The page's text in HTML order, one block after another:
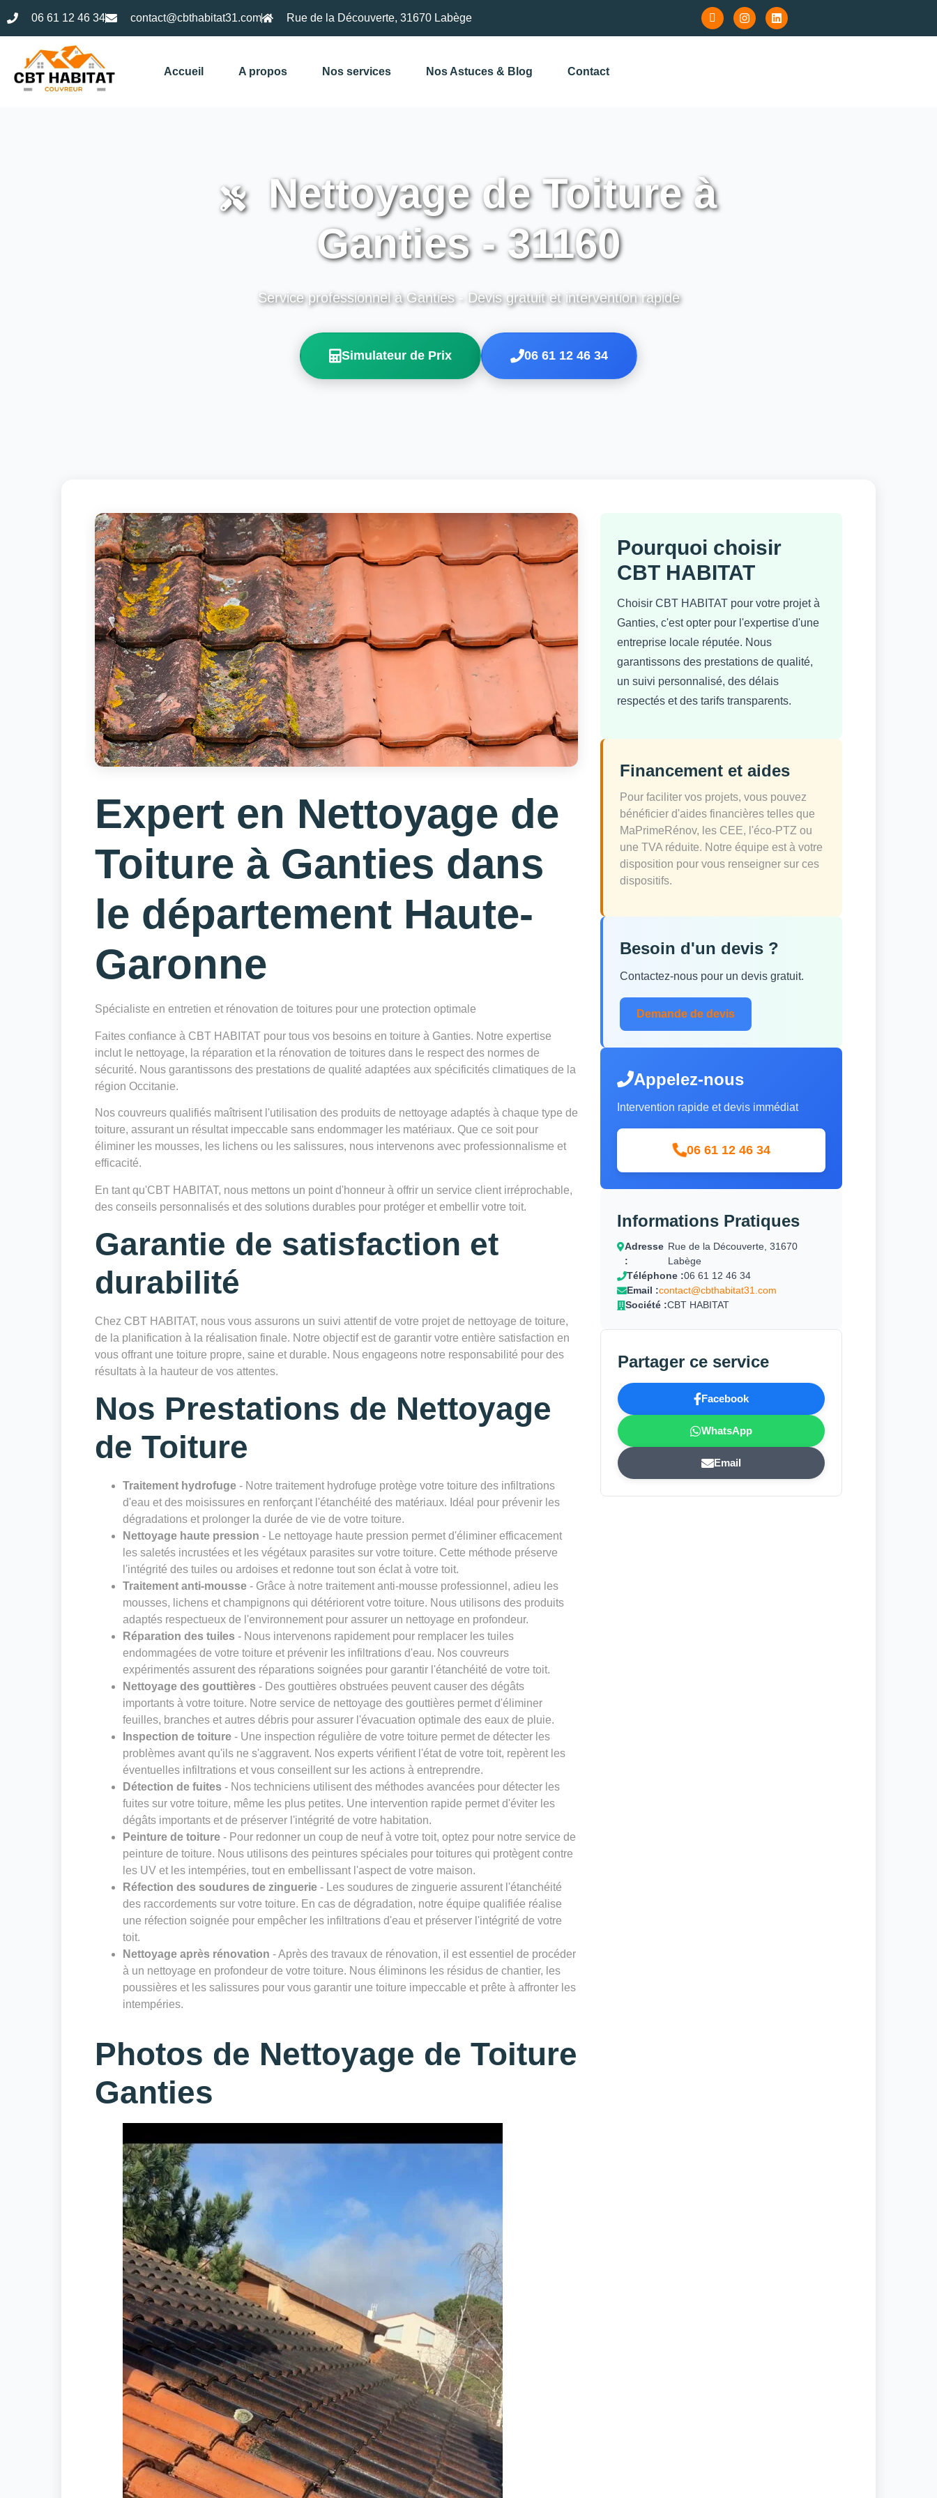
06 61 12 46 34 contact@cbthabitat31.com Rue de la Découverte, 31670 Labège
Accueil A propos Nos services Nos Astuces & Blog Contact
Nettoyage de Toiture à
Ganties - 31160
Service professionnel à Ganties - Devis gratuit et intervention rapide
Simulateur de Prix 06 61 12 46 34
Expert en Nettoyage de
Toiture à Ganties dans
le département Haute-
Garonne
Spécialiste en entretien et rénovation de toitures pour une protection optimale
Faites confiance à CBT HABITAT pour tous vos besoins en toiture à Ganties. Notre expertise
inclut le nettoyage, la réparation et la rénovation de toitures dans le respect des normes de
sécurité. Nous garantissons des prestations de qualité adaptées aux spécificités climatiques de la
région Occitanie.
Nos couvreurs qualifiés maîtrisent l'utilisation des produits de nettoyage adaptés à chaque type de
toiture, assurant un résultat impeccable sans endommager les matériaux. Que ce soit pour
éliminer les mousses, les lichens ou les salissures, nous intervenons avec professionnalisme et
efficacité.
En tant qu'CBT HABITAT, nous mettons un point d'honneur à offrir un service client irréprochable,
des conseils personnalisés et des solutions durables pour protéger et embellir votre toit.
Garantie de satisfaction et
durabilité
Chez CBT HABITAT, nous vous assurons un suivi attentif de votre projet de nettoyage de toiture,
de la planification à la réalisation finale. Notre objectif est de garantir votre entière satisfaction en
vous offrant une toiture propre, saine et durable. Nous engageons notre responsabilité pour des
résultats à la hauteur de vos attentes.
Nos Prestations de Nettoyage
de Toiture
Traitement hydrofuge - Notre traitement hydrofuge protège votre toiture des infiltrations
d'eau et des moisissures en renforçant l'étanchéité des matériaux. Idéal pour prévenir les
dégradations et prolonger la durée de vie de votre toiture.
Nettoyage haute pression - Le nettoyage haute pression permet d'éliminer efficacement
les saletés incrustées et les végétaux parasites sur votre toiture. Cette méthode préserve
l'intégrité des tuiles ou ardoises et redonne tout son éclat à votre toit.
Traitement anti-mousse - Grâce à notre traitement anti-mousse professionnel, adieu les
mousses, lichens et champignons qui détériorent votre toiture. Nous utilisons des produits
adaptés respectueux de l'environnement pour assurer un nettoyage en profondeur.
Réparation des tuiles - Nous intervenons rapidement pour remplacer les tuiles
endommagées de votre toiture et prévenir les infiltrations d'eau. Nos couvreurs
expérimentés assurent des réparations soignées pour garantir l'étanchéité de votre toit.
Nettoyage des gouttières - Des gouttières obstruées peuvent causer des dégâts
importants à votre toiture. Notre service de nettoyage des gouttières permet d'éliminer
feuilles, branches et autres débris pour assurer l'évacuation optimale des eaux de pluie.
Inspection de toiture - Une inspection régulière de votre toiture permet de détecter les
problèmes avant qu'ils ne s'aggravent. Nos experts vérifient l'état de votre toit, repèrent les
éventuelles infiltrations et vous conseillent sur les actions à entreprendre.
Détection de fuites - Nos techniciens utilisent des méthodes avancées pour détecter les
fuites sur votre toiture, même les plus petites. Une intervention rapide permet d'éviter les
dégâts importants et de préserver l'intégrité de votre habitation.
Peinture de toiture - Pour redonner un coup de neuf à votre toit, optez pour notre service de
peinture de toiture. Nous utilisons des peintures spéciales pour toitures qui protègent contre
les UV et les intempéries, tout en embellissant l'aspect de votre maison.
Réfection des soudures de zinguerie - Les soudures de zinguerie assurent l'étanchéité
des raccordements sur votre toiture. En cas de dégradation, notre équipe qualifiée réalise
une réfection soignée pour empêcher les infiltrations d'eau et préserver l'intégrité de votre
toit.
Nettoyage après rénovation - Après des travaux de rénovation, il est essentiel de procéder
à un nettoyage en profondeur de votre toiture. Nous éliminons les résidus de chantier, les
poussières et les salissures pour vous garantir une toiture impeccable et prête à affronter les
intempéries.
Photos de Nettoyage de Toiture
Ganties
Pourquoi choisir
CBT HABITAT
Choisir CBT HABITAT pour votre projet à
Ganties, c'est opter pour l'expertise d'une
entreprise locale réputée. Nous
garantissons des prestations de qualité,
un suivi personnalisé, des délais
respectés et des tarifs transparents.
Financement et aides
Pour faciliter vos projets, vous pouvez
bénéficier d'aides financières telles que
MaPrimeRénov, les CEE, l'éco-PTZ ou
une TVA réduite. Notre équipe est à votre
disposition pour vous renseigner sur ces
dispositifs.
Besoin d'un devis ?
Contactez-nous pour un devis gratuit.
Demande de devis
Appelez-nous
Intervention rapide et devis immédiat
06 61 12 46 34
Informations Pratiques
Adresse
:
Rue de la Découverte, 31670
Labège
Téléphone :06 61 12 46 34
Email :contact@cbthabitat31.com
Société :CBT HABITAT
Partager ce service
Facebook
WhatsApp
Email